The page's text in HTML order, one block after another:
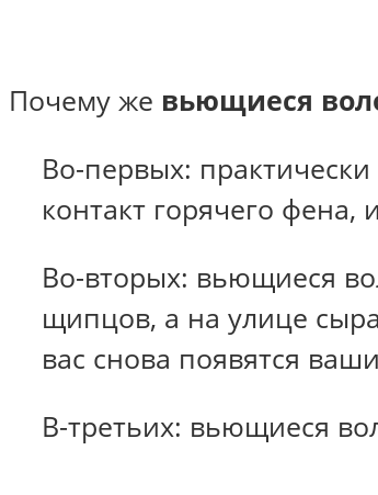
Почему же вьющиеся
Во-первых:
контакт горячего
Во-вторых: вьющиеся
щипцов, а на улице
вас снова появятся
В-третьих: вьющиеся